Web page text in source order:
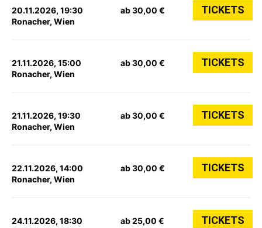
20.11.2026, 19:30
Ronacher, Wien
ab 30,00 € TICKETS
21.11.2026, 15:00
Ronacher, Wien
ab 30,00 € TICKETS
21.11.2026, 19:30
Ronacher, Wien
ab 30,00 € TICKETS
22.11.2026, 14:00
Ronacher, Wien
ab 30,00 € TICKETS
24.11.2026, 18:30
ab 25,00 € TICKETS